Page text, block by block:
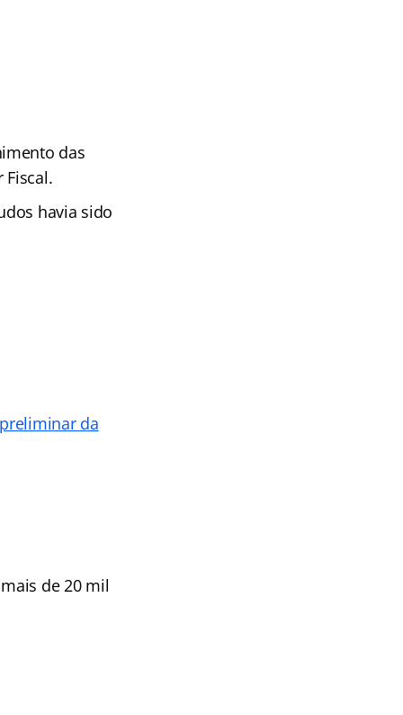
das
Fiscal.
havia sido
da
de 20 mil